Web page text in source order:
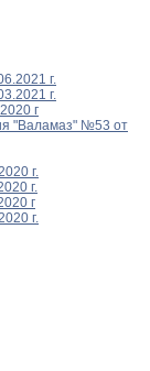
г.
г.
г
"Валамаз" №53 от
г.
г.
г
г.